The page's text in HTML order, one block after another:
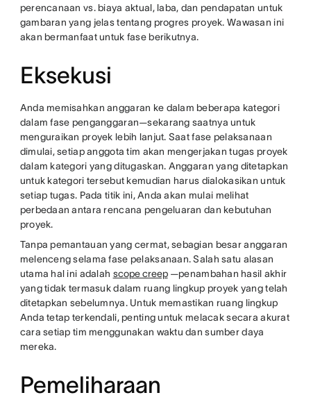
perencanaan vs. biaya aktual, laba, dan pendapatan untuk
gambaran yang jelas tentang progres proyek. Wawasan ini
akan bermanfaat untuk fase berikutnya.
Eksekusi
Anda memisahkan anggaran ke dalam beberapa kategori
dalam fase penganggaran—sekarang saatnya untuk
menguraikan proyek lebih lanjut. Saat fase pelaksanaan
dimulai, setiap anggota tim akan mengerjakan tugas proyek
dalam kategori yang ditugaskan. Anggaran yang ditetapkan
untuk kategori tersebut kemudian harus dialokasikan untuk
setiap tugas. Pada titik ini, Anda akan mulai melihat
perbedaan antara rencana pengeluaran dan kebutuhan
proyek.
Tanpa pemantauan yang cermat, sebagian besar anggaran
melenceng selama fase pelaksanaan. Salah satu alasan
utama hal ini adalah scope creep—penambahan hasil akhir
yang tidak termasuk dalam ruang lingkup proyek yang telah
ditetapkan sebelumnya. Untuk memastikan ruang lingkup
Anda tetap terkendali, penting untuk melacak secara akurat
cara setiap tim menggunakan waktu dan sumber daya
mereka.
Pemeliharaan